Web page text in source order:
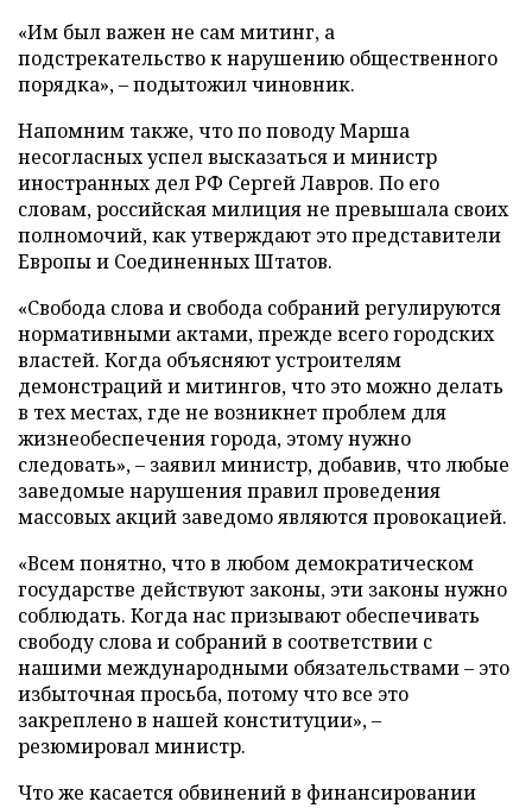
«Им был важен не сам митинг, а
подстрекательство к нарушению общественного
порядка», – подытожил чиновник.
Напомним также, что по поводу Марша
несогласных успел высказаться и министр
иностранных дел РФ Сергей Лавров. По его
словам, российская милиция не превышала своих
полномочий, как утверждают это представители
Европы и Соединенных Штатов.
«Свобода слова и свобода собраний регулируются
нормативными актами, прежде всего городских
властей. Когда объясняют устроителям
демонстраций и митингов, что это можно делать
в тех местах, где не возникнет проблем для
жизнеобеспечения города, этому нужно
следовать», – заявил министр, добавив, что любые
заведомые нарушения правил проведения
массовых акций заведомо являются провокацией.
«Всем понятно, что в любом демократическом
государстве действуют законы, эти законы нужно
соблюдать. Когда нас призывают обеспечивать
свободу слова и собраний в соответствии с
нашими международными обязательствами – это
избыточная просьба, потому что все это
закреплено в нашей конституции», –
резюмировал министр.
Что же касается обвинений в финансировании